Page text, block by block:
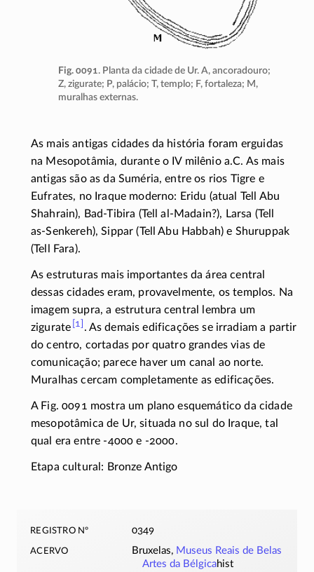
Fig. 0091. Planta da cidade de Ur. A, ancoradouro;
Z, zigurate; P, palácio; T, templo; F, fortaleza; M,
muralhas externas.
As mais antigas cidades da história foram erguidas
na Mesopotâmia, durante o IV milênio a.C. As mais
antigas são as da Suméria, entre os rios Tigre e
Eufrates, no Iraque moderno: Eridu (atual Tell Abu
Shahrain), Bad-Tibira (Tell al-Madain?), Larsa (Tell
as-Senkereh), Sippar (Tell Abu Habbah) e Shuruppak
(Tell Fara).
As estruturas mais importantes da área central
dessas cidades eram, provavelmente, os templos. Na
imagem supra, a estrutura central lembra um
zigurate [1] . As demais edificações se irradiam a partir
do centro, cortadas por quatro grandes vias de
comunicação; parece haver um canal ao norte.
Muralhas cercam completamente as edificações.
A Fig. 0091 mostra um plano esquemático da cidade
mesopotâmica de Ur, situada no sul do Iraque, tal
qual era entre -4000 e -2000.
Etapa cultural: Bronze Antigo
registro nº 0349
acervo Bruxelas, Museus Reais de Belas
Artes da Bélgicahist